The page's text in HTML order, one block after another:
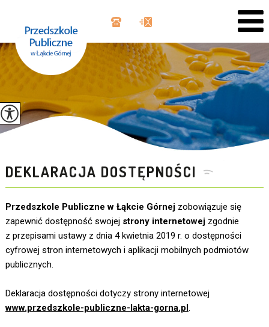
DEKLARACJA DOSTĘPNOŚCI
Przedszkole Publiczne w Łąkcie Górnejzobowiązuje się
zapewnić dostępność swojej strony internetowejzgodnie
z przepisami ustawy z dnia 4 kwietnia 2019 r. o dostępności
cyfrowej stron internetowych i aplikacji mobilnych podmiotów
publicznych.
Deklaracja dostępności dotyczy strony internetowej
www.przedszkole-publiczne-lakta-gorna.pl.